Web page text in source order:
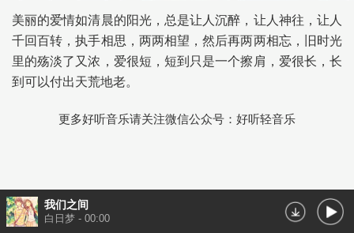
美丽的爱情如清晨的阳光，总是让人沉醉，让人神往，让人
千回百转，执手相思，两两相望，然后再两两相忘，旧时光
里的殇淡了又浓，爱很短，短到只是一个擦肩，爱很长，长
到可以付出天荒地老。
更多好听音乐请关注微信公众号：好听轻音乐
我们之间
白日梦 - 00:00